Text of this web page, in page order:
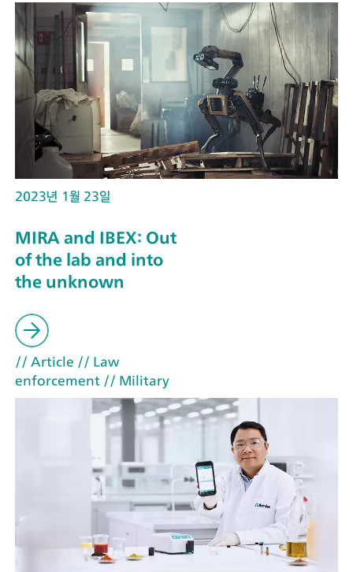
2023년 1월 23일
MIRA and IBEX: Out
of the lab and into
the unknown
// Article // Law
enforcement // Military